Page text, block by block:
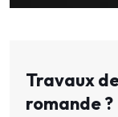
Travaux
romande ?